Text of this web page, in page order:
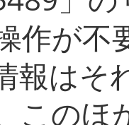
作が不
報はそ
このほ